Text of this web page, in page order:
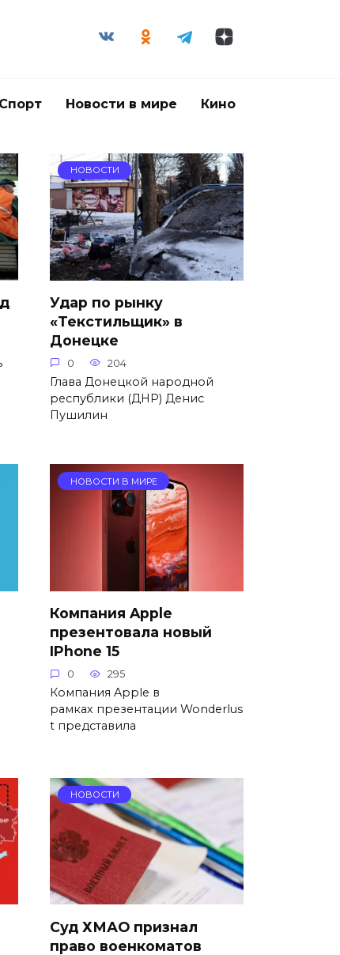
Спорт Новости в мире Кино
НОВОСТИ
Удар по рынку
«Текстильщик» в
Донецке
0 204
Глава Донецкой народной
республики (ДНР) Денис
Пушилин
НОВОСТИ В МИРЕ
Компания Apple
презентовала новый
IPhone 15
0 295
Компания Apple в
рамках презентации Wonderlus
t представила
НОВОСТИ
Суд ХМАО признал
право военкоматов